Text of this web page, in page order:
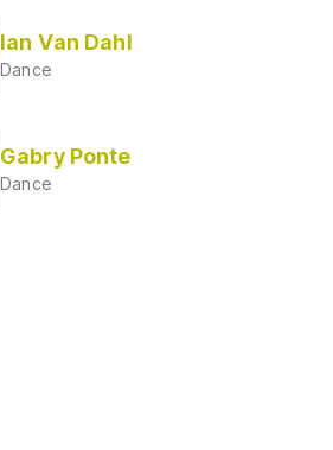
Ian Van Dahl
Dance
Gabry Ponte
Dance